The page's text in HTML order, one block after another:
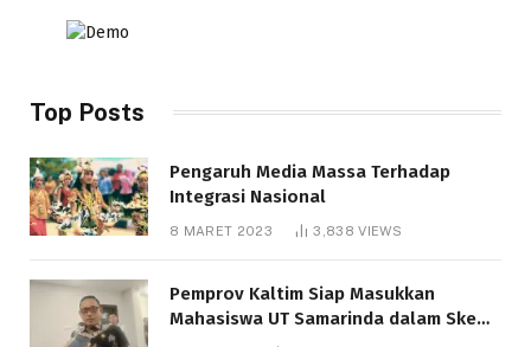
Top Posts
Pengaruh Media Massa Terhadap
Integrasi Nasional
8 MARET 2023 3,838VIEWS
Pemprov Kaltim Siap Masukkan
Mahasiswa UT Samarinda dalam Skema